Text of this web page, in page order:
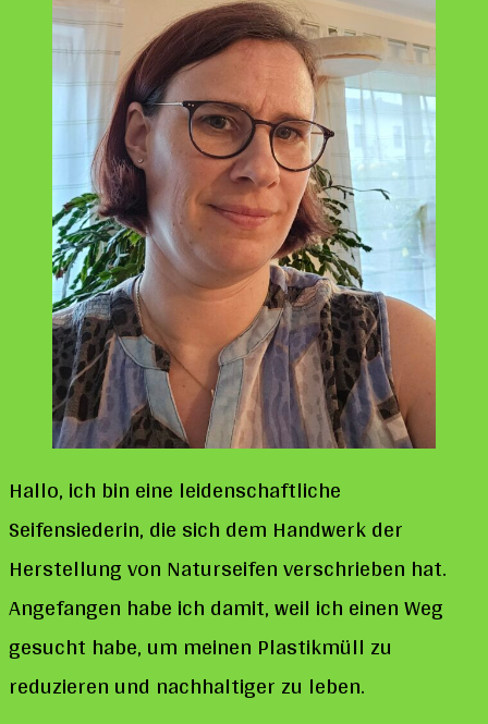
Hallo, ich bin eine leidenschaftliche
Seifensiederin, die sich dem Handwerk der
Herstellung von Naturseifen verschrieben hat.
Angefangen habe ich damit, weil ich einen Weg
gesucht habe, um meinen Plastikmüll zu
reduzieren und nachhaltiger zu leben.